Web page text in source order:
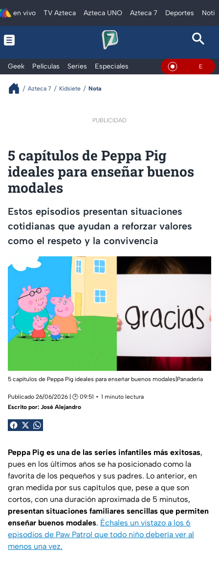
en vivo TV Azteca Azteca UNO Azteca 7 Deportes
Geek Películas Series Especiales En Vivo
Azteca 7 Kidsiete Nota
PUBLICIDAD
5 capítulos de Peppa Pig
ideales para enseñar buenos
modales
Estos episodios presentan situaciones
cotidianas que ayudan a reforzar valores
como el respeto y la convivencia
5 capítulos de Peppa Pig ideales para enseñar buenos modales|Panadería
Publicado 26/06/2026 | 🕑 09:51
1 minuto lectura
Escrito por: José Alejandro
Peppa Pig es una de las series infantiles más exitosas,
pues en los últimos años se ha posicionado como la
favorita de los pequeños y sus padres. Lo anterior, en
gran medida por sus capítulos que, pese a que son
cortos, con una duración aproximada de 5 minutos,
presentan situaciones familiares sencillas que permiten
enseñar buenos modales. Échales un vistazo a los 6
episodios de Paw Patrol que todo niño debería ver al
menos una vez.